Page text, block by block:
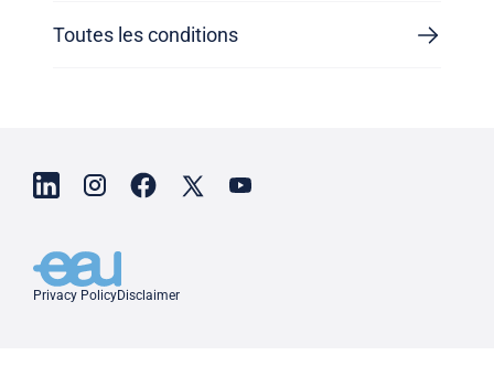
Toutes les conditions
Privacy PolicyDisclaimer